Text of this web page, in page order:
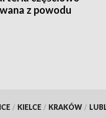
z powodu
/ KIELCE / KRAKÓW /